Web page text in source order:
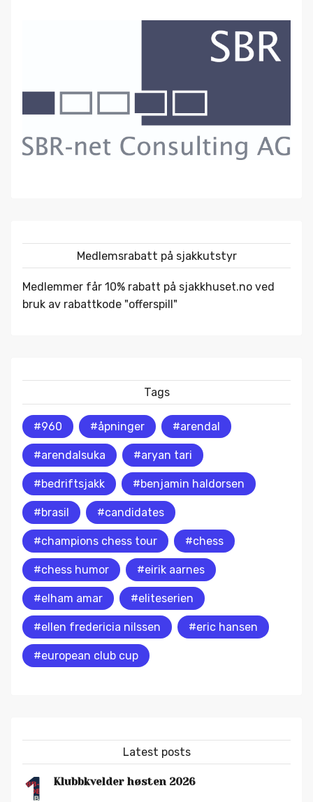
Medlemsrabatt på sjakkutstyr
Medlemmer får 10% rabatt på sjakkhuset.no ved
bruk av rabattkode "offerspill"
Tags
#960 #åpninger #arendal
#arendalsuka #aryan tari
#bedriftsjakk #benjamin haldorsen
#brasil #candidates
#champions chess tour #chess
#chess humor #eirik aarnes
#elham amar #eliteserien
#ellen fredericia nilssen #eric hansen
#european club cup
Latest posts
1 Klubbkvelder høsten 2026